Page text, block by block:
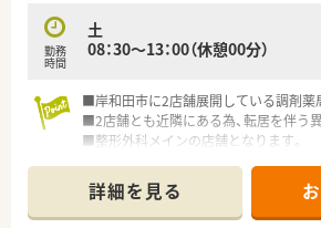
勤務
時間
土
08：30～13：00（休憩00分）
■岸和田市に2店舗展開している調剤薬
■2店舗とも近隣にある為、転居を伴う
■整形外科メインの店舗となります。
～こんな方にオススメ！～
■空いた時間を有効活用したいＷワー
の求人です。
詳細を見る